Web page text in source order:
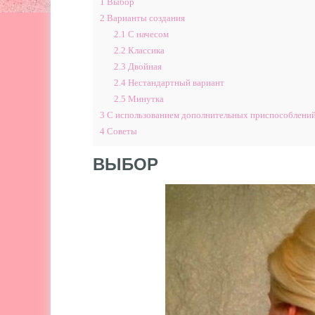
2 Варианты создания
2.1 С начесом
2.2 Классика
2.3 Двойная
2.4Нестандартный вариант
2.5 Минутка
3 С использованием дополнительных
4 Советы
ВЫБОР